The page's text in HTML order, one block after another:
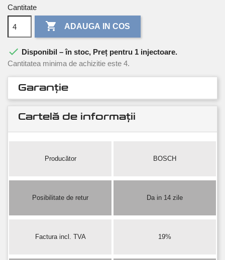
Cantitate
 ADAUGA IN COS
 Disponibil – în stoc, Preț pentru 1 injectoare.
Cantitatea minima de achizitie este 4.
Garanție
Cartelă de informații
Producător BOSCH
Posibilitate de retur Da in 14 zile
Factura incl. TVA 19%